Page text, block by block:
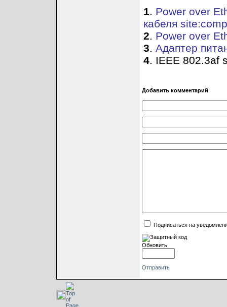
1. Power over
кабеля
2. Power over
3. Адаптер
4. IEEE 802.3af
Добавить комментарий
Подписаться на
Обновить
Отправить